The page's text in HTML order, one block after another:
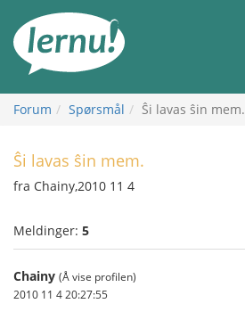
innholdet
Forum Spørsmål Ŝi lavas ŝin mem.
Ŝi lavas ŝin mem.
fra Chainy,2010 11 4
Meldinger: 5
Chainy (Å vise profilen)
2010 11 4 20:27:55